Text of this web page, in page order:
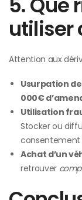
utiliser
Attention aux
Usurpation
000€
Utilisation
Stocker ou
consentement
Achat d’un
retrouver